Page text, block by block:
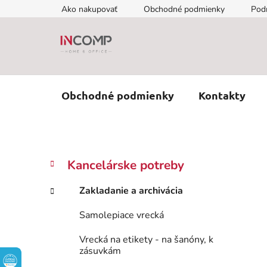
na
Ako nakupovať Obchodné podmienky
Obchodné podmienky Kontakty
B
č
Preskočiť
kategórie
K
a
e
Kancelárske potreby
Zakladanie a archivácia
Samolepiace vrecká
Vrecká na etikety - na šanóny, k
zásuvkám